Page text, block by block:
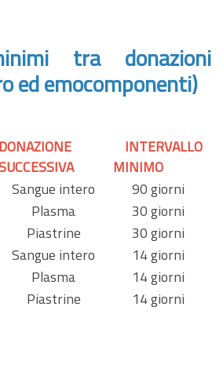
tra donazioni
ed emocomponenti)
DONAZIONE
INTERVALLO
MINIMO
Sangue intero
90 giorni
Plasma
30 giorni
Piastrine
30 giorni
Sangue intero
14 giorni
Plasma
14 giorni
Piastrine 14 giorni